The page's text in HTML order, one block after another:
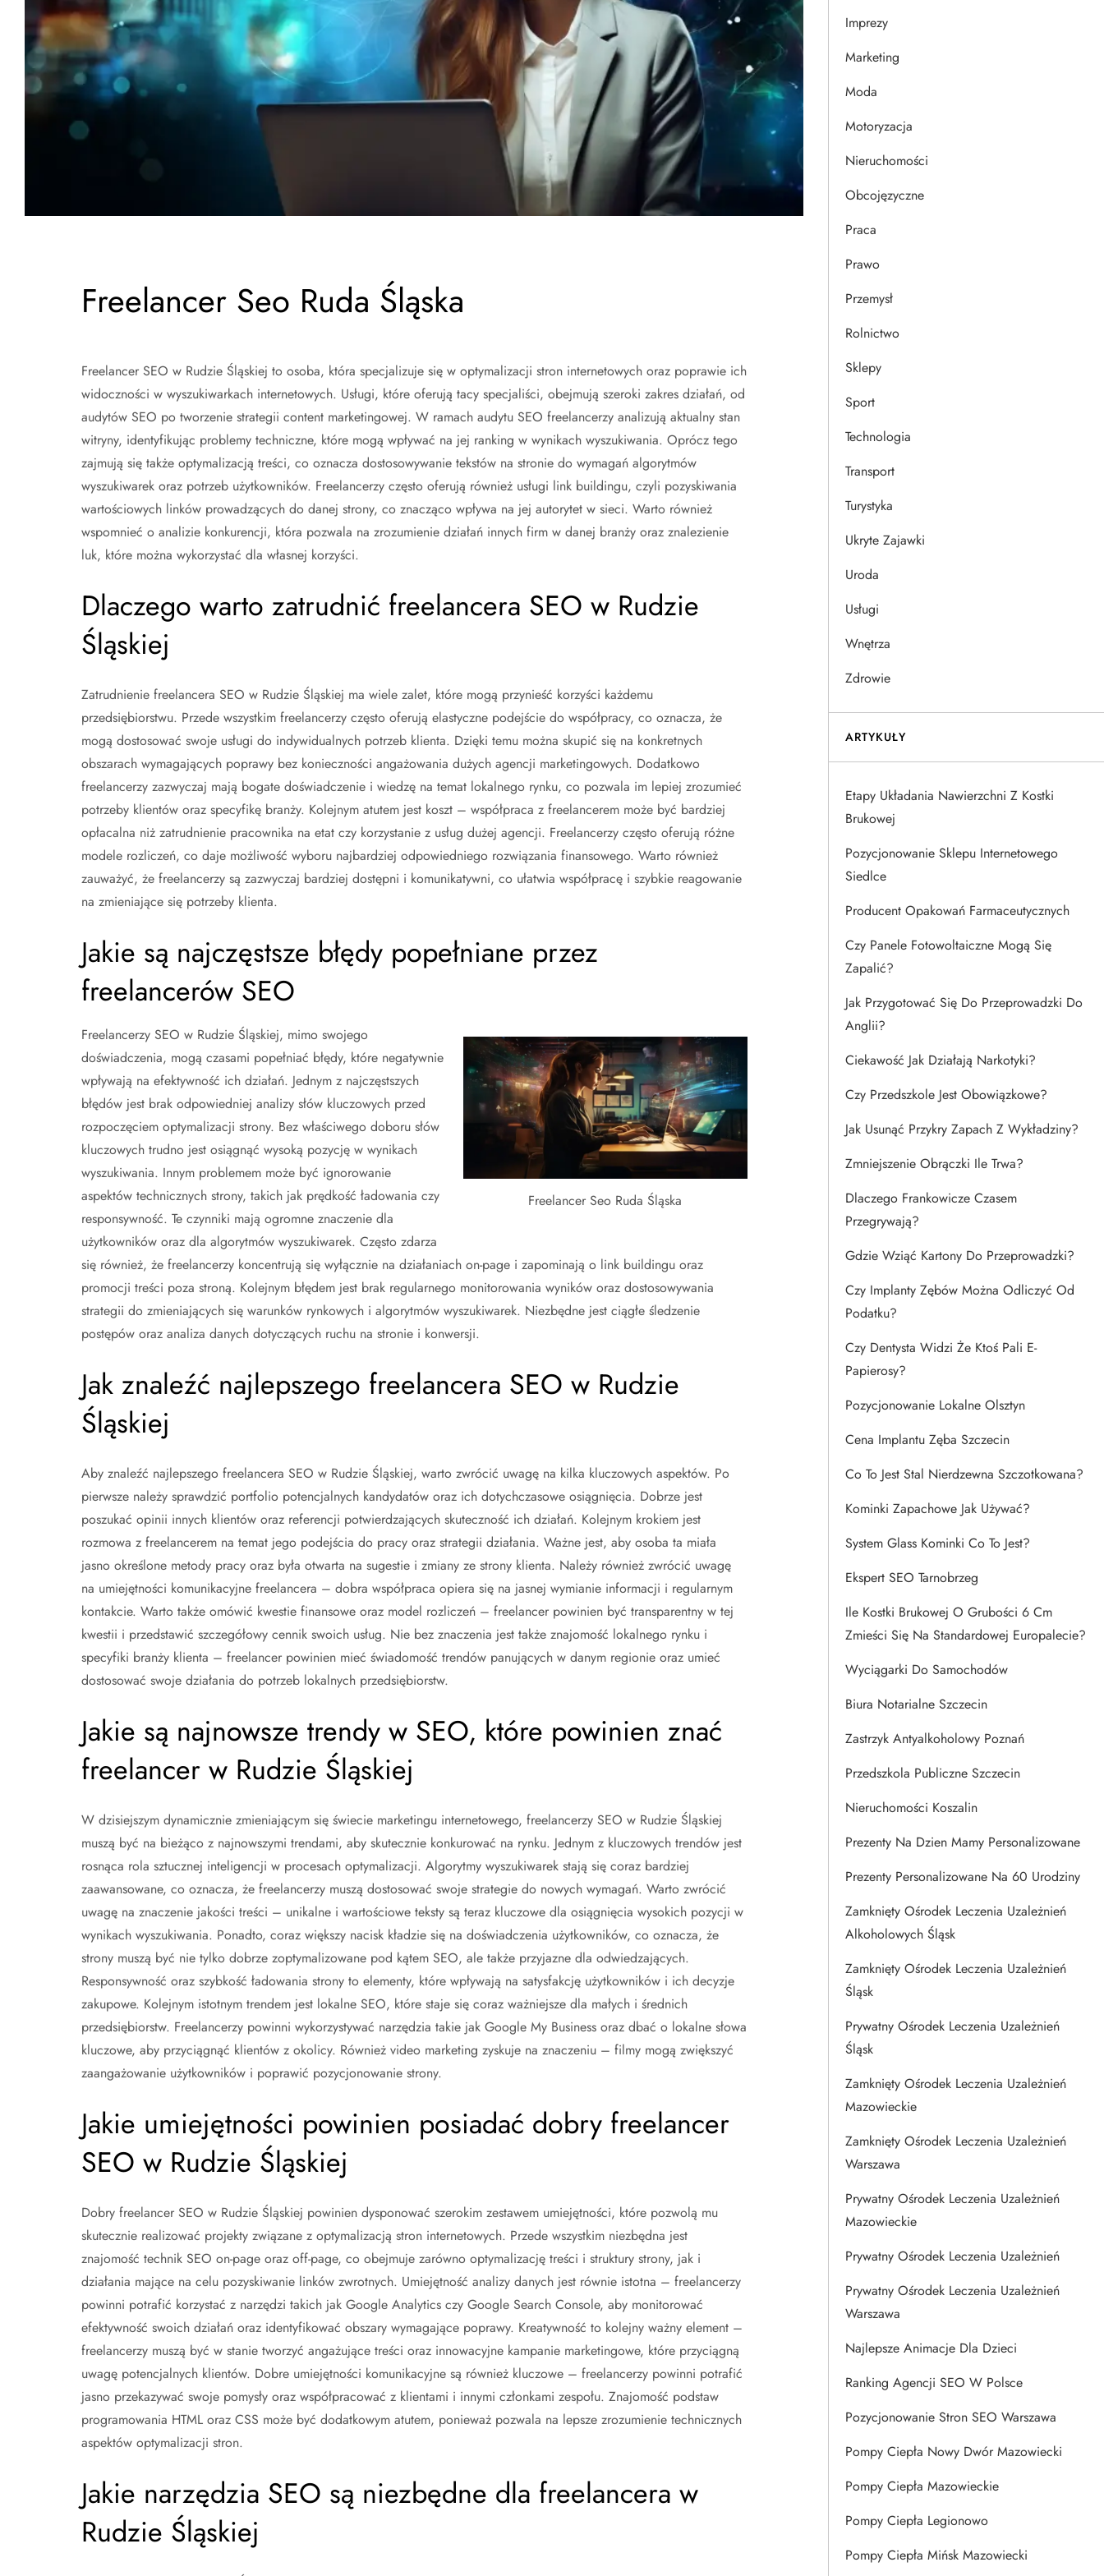
Freelancer Seo Ruda Śląska
Freelancer SEO w Rudzie Śląskiej to osoba, która specjalizuje się w optymalizacji stron internetowych oraz poprawie ich
widoczności w wyszukiwarkach internetowych. Usługi, które oferują tacy specjaliści, obejmują szeroki zakres działań, od
audytów SEO po tworzenie strategii content marketingowej. W ramach audytu SEO freelancerzy analizują aktualny stan
witryny, identyfikując problemy techniczne, które mogą wpływać na jej ranking w wynikach wyszukiwania. Oprócz tego
zajmują się także optymalizacją treści, co oznacza dostosowywanie tekstów na stronie do wymagań algorytmów
wyszukiwarek oraz potrzeb użytkowników. Freelancerzy często oferują również usługi link buildingu, czyli pozyskiwania
wartościowych linków prowadzących do danej strony, co znacząco wpływa na jej autorytet w sieci. Warto również
wspomnieć o analizie konkurencji, która pozwala na zrozumienie działań innych firm w danej branży oraz znalezienie
luk, które można wykorzystać dla własnej korzyści.
Dlaczego warto zatrudnić freelancera SEO w Rudzie
Śląskiej
Zatrudnienie freelancera SEO w Rudzie Śląskiej ma wiele zalet, które mogą przynieść korzyści każdemu
przedsiębiorstwu. Przede wszystkim freelancerzy często oferują elastyczne podejście do współpracy, co oznacza, że
mogą dostosować swoje usługi do indywidualnych potrzeb klienta. Dzięki temu można skupić się na konkretnych
obszarach wymagających poprawy bez konieczności angażowania dużych agencji marketingowych. Dodatkowo
freelancerzy zazwyczaj mają bogate doświadczenie i wiedzę na temat lokalnego rynku, co pozwala im lepiej zrozumieć
potrzeby klientów oraz specyfikę branży. Kolejnym atutem jest koszt – współpraca z freelancerem może być bardziej
opłacalna niż zatrudnienie pracownika na etat czy korzystanie z usług dużej agencji. Freelancerzy często oferują różne
modele rozliczeń, co daje możliwość wyboru najbardziej odpowiedniego rozwiązania finansowego. Warto również
zauważyć, że freelancerzy są zazwyczaj bardziej dostępni i komunikatywni, co ułatwia współpracę i szybkie reagowanie
na zmieniające się potrzeby klienta.
Jakie są najczęstsze błędy popełniane przez
freelancerów SEO
Freelancer Seo Ruda Śląska
Freelancerzy SEO w Rudzie Śląskiej, mimo swojego
doświadczenia, mogą czasami popełniać błędy, które negatywnie
wpływają na efektywność ich działań. Jednym z najczęstszych
błędów jest brak odpowiedniej analizy słów kluczowych przed
rozpoczęciem optymalizacji strony. Bez właściwego doboru słów
kluczowych trudno jest osiągnąć wysoką pozycję w wynikach
wyszukiwania. Innym problemem może być ignorowanie
aspektów technicznych strony, takich jak prędkość ładowania czy
responsywność. Te czynniki mają ogromne znaczenie dla
użytkowników oraz dla algorytmów wyszukiwarek. Często zdarza
się również, że freelancerzy koncentrują się wyłącznie na działaniach on-page i zapominają o link buildingu oraz
promocji treści poza stroną. Kolejnym błędem jest brak regularnego monitorowania wyników oraz dostosowywania
strategii do zmieniających się warunków rynkowych i algorytmów wyszukiwarek. Niezbędne jest ciągłe śledzenie
postępów oraz analiza danych dotyczących ruchu na stronie i konwersji.
Jak znaleźć najlepszego freelancera SEO w Rudzie
Śląskiej
Aby znaleźć najlepszego freelancera SEO w Rudzie Śląskiej, warto zwrócić uwagę na kilka kluczowych aspektów. Po
pierwsze należy sprawdzić portfolio potencjalnych kandydatów oraz ich dotychczasowe osiągnięcia. Dobrze jest
poszukać opinii innych klientów oraz referencji potwierdzających skuteczność ich działań. Kolejnym krokiem jest
rozmowa z freelancerem na temat jego podejścia do pracy oraz strategii działania. Ważne jest, aby osoba ta miała
jasno określone metody pracy oraz była otwarta na sugestie i zmiany ze strony klienta. Należy również zwrócić uwagę
na umiejętności komunikacyjne freelancera – dobra współpraca opiera się na jasnej wymianie informacji i regularnym
kontakcie. Warto także omówić kwestie finansowe oraz model rozliczeń – freelancer powinien być transparentny w tej
kwestii i przedstawić szczegółowy cennik swoich usług. Nie bez znaczenia jest także znajomość lokalnego rynku i
specyfiki branży klienta – freelancer powinien mieć świadomość trendów panujących w danym regionie oraz umieć
dostosować swoje działania do potrzeb lokalnych przedsiębiorstw.
Jakie są najnowsze trendy w SEO, które powinien znać
freelancer w Rudzie Śląskiej
W dzisiejszym dynamicznie zmieniającym się świecie marketingu internetowego, freelancerzy SEO w Rudzie Śląskiej
muszą być na bieżąco z najnowszymi trendami, aby skutecznie konkurować na rynku. Jednym z kluczowych trendów jest
rosnąca rola sztucznej inteligencji w procesach optymalizacji. Algorytmy wyszukiwarek stają się coraz bardziej
zaawansowane, co oznacza, że freelancerzy muszą dostosować swoje strategie do nowych wymagań. Warto zwrócić
uwagę na znaczenie jakości treści – unikalne i wartościowe teksty są teraz kluczowe dla osiągnięcia wysokich pozycji w
wynikach wyszukiwania. Ponadto, coraz większy nacisk kładzie się na doświadczenia użytkowników, co oznacza, że
strony muszą być nie tylko dobrze zoptymalizowane pod kątem SEO, ale także przyjazne dla odwiedzających.
Responsywność oraz szybkość ładowania strony to elementy, które wpływają na satysfakcję użytkowników i ich decyzje
zakupowe. Kolejnym istotnym trendem jest lokalne SEO, które staje się coraz ważniejsze dla małych i średnich
przedsiębiorstw. Freelancerzy powinni wykorzystywać narzędzia takie jak Google My Business oraz dbać o lokalne słowa
kluczowe, aby przyciągnąć klientów z okolicy. Również video marketing zyskuje na znaczeniu – filmy mogą zwiększyć
zaangażowanie użytkowników i poprawić pozycjonowanie strony.
Jakie umiejętności powinien posiadać dobry freelancer
SEO w Rudzie Śląskiej
Dobry freelancer SEO w Rudzie Śląskiej powinien dysponować szerokim zestawem umiejętności, które pozwolą mu
skutecznie realizować projekty związane z optymalizacją stron internetowych. Przede wszystkim niezbędna jest
znajomość technik SEO on-page oraz off-page, co obejmuje zarówno optymalizację treści i struktury strony, jak i
działania mające na celu pozyskiwanie linków zwrotnych. Umiejętność analizy danych jest równie istotna – freelancerzy
powinni potrafić korzystać z narzędzi takich jak Google Analytics czy Google Search Console, aby monitorować
efektywność swoich działań oraz identyfikować obszary wymagające poprawy. Kreatywność to kolejny ważny element –
freelancerzy muszą być w stanie tworzyć angażujące treści oraz innowacyjne kampanie marketingowe, które przyciągną
uwagę potencjalnych klientów. Dobre umiejętności komunikacyjne są również kluczowe – freelancerzy powinni potrafić
jasno przekazywać swoje pomysły oraz współpracować z klientami i innymi członkami zespołu. Znajomość podstaw
programowania HTML oraz CSS może być dodatkowym atutem, ponieważ pozwala na lepsze zrozumienie technicznych
aspektów optymalizacji stron.
Jakie narzędzia SEO są niezbędne dla freelancera w
Rudzie Śląskiej
Imprezy
Marketing
Moda
Motoryzacja
Nieruchomości
Obcojęzyczne
Praca
Prawo
Przemysł
Rolnictwo
Sklepy
Sport
Technologia
Transport
Turystyka
Ukryte Zajawki
Uroda
Usługi
Wnętrza
Zdrowie
ARTYKUŁY
Etapy Układania Nawierzchni Z Kostki
Brukowej
Pozycjonowanie Sklepu Internetowego
Siedlce
Producent Opakowań Farmaceutycznych
Czy Panele Fotowoltaiczne Mogą Się
Zapalić?
Jak Przygotować Się Do Przeprowadzki Do
Anglii?
Ciekawość Jak Działają Narkotyki?
Czy Przedszkole Jest Obowiązkowe?
Jak Usunąć Przykry Zapach Z Wykładziny?
Zmniejszenie Obrączki Ile Trwa?
Dlaczego Frankowicze Czasem
Przegrywają?
Gdzie Wziąć Kartony Do Przeprowadzki?
Czy Implanty Zębów Można Odliczyć Od
Podatku?
Czy Dentysta Widzi Że Ktoś Pali E-
Papierosy?
Pozycjonowanie Lokalne Olsztyn
Cena Implantu Zęba Szczecin
Co To Jest Stal Nierdzewna Szczotkowana?
Kominki Zapachowe Jak Używać?
System Glass Kominki Co To Jest?
Ekspert SEO Tarnobrzeg
Ile Kostki Brukowej O Grubości 6 Cm
Zmieści Się Na Standardowej Europalecie?
Wyciągarki Do Samochodów
Biura Notarialne Szczecin
Zastrzyk Antyalkoholowy Poznań
Przedszkola Publiczne Szczecin
Nieruchomości Koszalin
Prezenty Na Dzien Mamy Personalizowane
Prezenty Personalizowane Na 60 Urodziny
Zamknięty Ośrodek Leczenia Uzależnień
Alkoholowych Śląsk
Zamknięty Ośrodek Leczenia Uzależnień
Śląsk
Prywatny Ośrodek Leczenia Uzależnień
Śląsk
Zamknięty Ośrodek Leczenia Uzależnień
Mazowieckie
Zamknięty Ośrodek Leczenia Uzależnień
Warszawa
Prywatny Ośrodek Leczenia Uzależnień
Mazowieckie
Prywatny Ośrodek Leczenia Uzależnień
Prywatny Ośrodek Leczenia Uzależnień
Warszawa
Najlepsze Animacje Dla Dzieci
Ranking Agencji SEO W Polsce
Pozycjonowanie Stron SEO Warszawa
Pompy Ciepła Nowy Dwór Mazowiecki
Pompy Ciepła Mazowieckie
Pompy Ciepła Legionowo
Pompy Ciepła Mińsk Mazowiecki